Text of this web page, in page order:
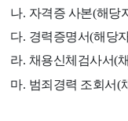
나. 자격증 사본(해당
다. 경력증명서(해당
라. 채용신체검사서(
마. 범죄경력 조회서(